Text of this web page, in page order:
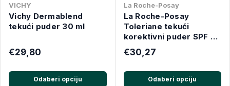
VICHY
Vichy Dermablend
tekući puder 30 ml
€29,80
Odaberi opciju
La Roche-Posay
La Roche-Posay
Toleriane tekući
korektivni puder SPF 25
30 ml
€30,27
Odaberi opciju